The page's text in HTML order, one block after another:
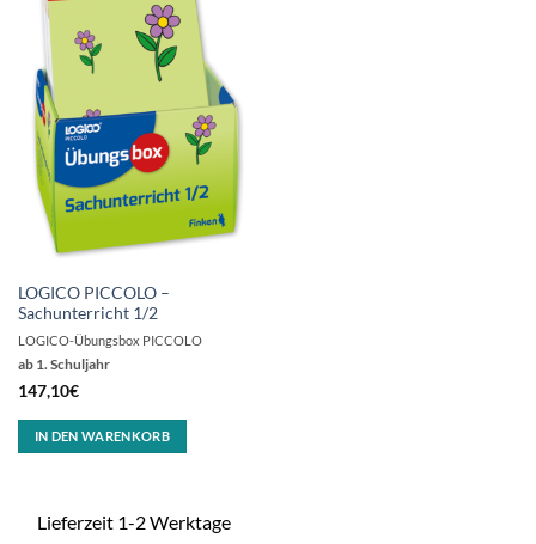
LOGICO PICCOLO –
Sachunterricht 1/2
ab 1. Schuljahr
147,10€
LOGICO-Übungsbox PICCOLO
IN DEN WARENKORB
Lieferzeit 1-2 Werktage